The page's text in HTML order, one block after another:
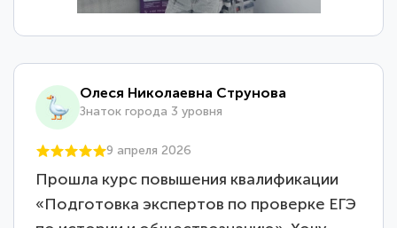
Олеся Николаевна Струнова
Знаток города 3 уровня
9 апреля 2026
Прошла курс повышения квалификации
«Подготовка экспертов по проверке ЕГЭ